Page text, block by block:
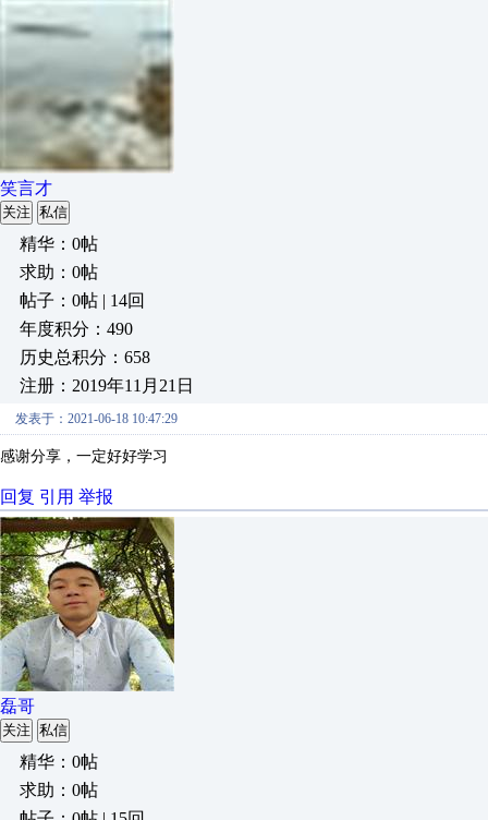
笑言才
关注 私信
精华：0帖
求助：0帖
帖子：0帖 | 14回
年度积分：490
历史总积分：658
注册：2019年11月21日
发表于：2021-06-18 10:47:29
感谢分享，一定好好学习
回复 引用 举报
磊哥
关注 私信
精华：0帖
求助：0帖